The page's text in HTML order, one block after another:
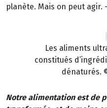
planète. Mais on peut agir.
Les aliments
constitués
dénaturés.
Notre alimentation est de